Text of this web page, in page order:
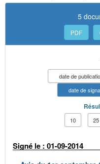
5
PDF
date de
date de
10 25
Signé le : 01-09-2014